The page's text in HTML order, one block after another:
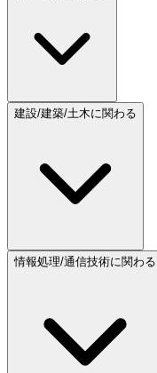
建設/建築/土木に関わる
情報処理/通信技術に関わる